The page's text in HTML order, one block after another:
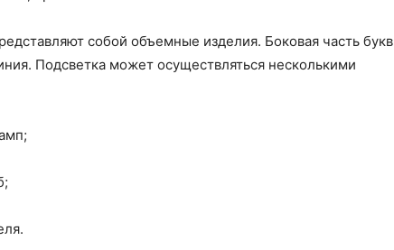
собой объемные изделия. Боковая часть букв
Подсветка может осуществляться несколькими